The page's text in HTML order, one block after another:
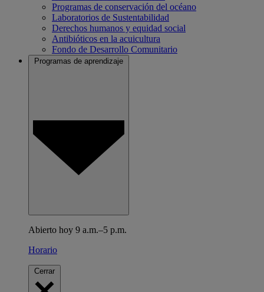
Programas de conservación del océano
Laboratorios de Sustentabilidad
Derechos humanos y equidad social
Antibióticos en la acuicultura
Fondo de Desarrollo Comunitario
Programas de aprendizaje
Abierto hoy 9 a.m.–5 p.m.
Horario
Cerrar